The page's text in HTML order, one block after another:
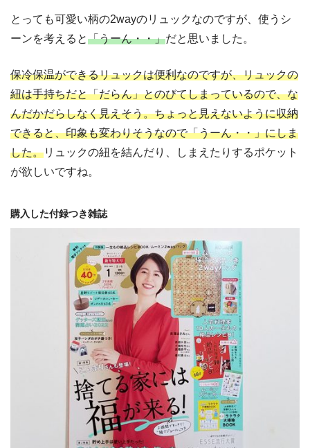
とっても可愛い柄の2wayのリュックなのですが、使うシ
ーンを考えると「うーん・・」だと思いました。
保冷保温ができるリュックは便利なのですが、リュックの
紐は手持ちだと「だらん」とのびてしまっているので、な
んだかだらしなく見えそう。ちょっと見えないように収納
できると、印象も変わりそうなので「うーん・・」にしま
した。リュックの紐を結んだり、しまえたりするポケット
が欲しいですね。
購入した付録つき雑誌